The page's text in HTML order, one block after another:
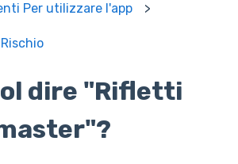
Per utilizzare l'app
dire "Rifletti